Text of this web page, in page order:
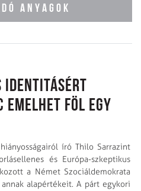
ANYAGOK
identitásért
föl egy
író Thilo Sarrazint
és Európa-szkeptikus
a Német Szociáldemokrata
alapértékeit. A párt egykori